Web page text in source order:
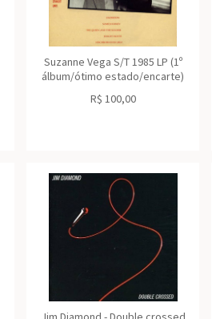
Suzanne Vega S/T 1985 LP (1º
álbum/ótimo estado/encarte)
R$ 100,00